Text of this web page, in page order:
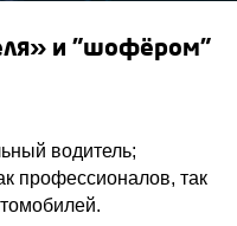
и "шофёром"
водитель;
профессионалов, так